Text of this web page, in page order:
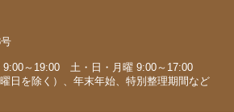
9:00～19:00 土・日・月曜 9:00～17:00
日を除く）、年末年始、特別整理期間など